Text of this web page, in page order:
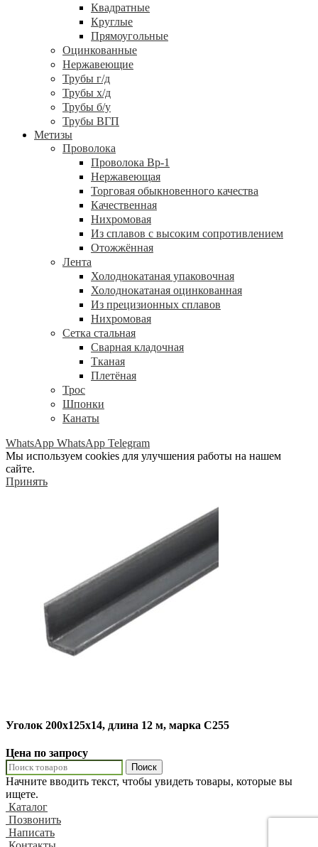
Квадратные
Круглые
Прямоугольные
Оцинкованные
Нержавеющие
Трубы г/д
Трубы х/д
Трубы б/у
Трубы ВГП
Метизы
Проволока
Проволока Вр-1
Нержавеющая
Торговая обыкновенного качества
Качественная
Нихромовая
Из сплавов с высоким сопротивлением
Отожжённая
Лента
Холоднокатаная упаковочная
Холоднокатаная оцинкованная
Из прецизионных сплавов
Нихромовая
Сетка стальная
Сварная кладочная
Тканая
Плетёная
Трос
Шпонки
Канаты
WhatsApp WhatsApp Telegram
Мы используем cookies для улучшения работы на нашем
сайте.
Принять
Уголок 200х125х14, длина 12 м, марка С255
Цена по запросу
Поиск
Начните вводить текст, чтобы увидеть товары, которые вы
ищете.
Каталог
Позвонить
Написать